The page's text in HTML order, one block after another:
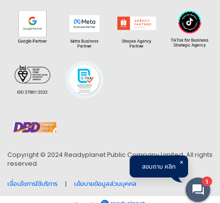
Copyright © 2024 Readyplanet Public Company Limited. All rights
reserved.
เงื่อนไขการใช้บริการ | นโยบายข้อมูลส่วนบุคคล 1
สอบถาม คลิก